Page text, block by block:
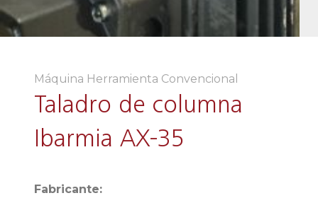
Máquina Herramienta Convencional
Taladro de columna
Ibarmia AX-35
Fabricante: